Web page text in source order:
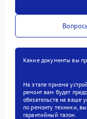
Какие документы вы
На этапе приема
ремонт вам будет
обязательств на ваше
по ремонту техники,
гарантийный талон.